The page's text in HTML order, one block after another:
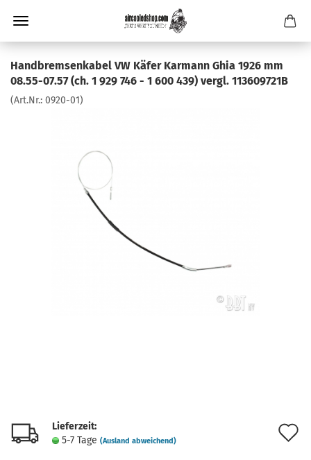
Handbremsenkabel VW Käfer Karmann Ghia 1926 mm
08.55-07.57 (ch. 1 929 746 - 1 600 439) vergl. 113609721B
(Art.Nr.: 0920-01)
Lieferzeit:
5-7 Tage (Ausland abweichend)